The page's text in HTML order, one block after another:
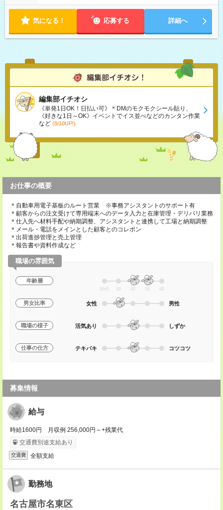
気になる！ 応募する 詳細へ
編集部イチオシ
《単発1日OK！日払い可》＊DMのモクモクシール貼り、
《好きな1日～OK》イベントでイス並べなどのカンタン作業
など (8/10UP!)
お仕事の概要
＊自動車用電子基板のルート営業 ※事務アシスタントのサポート有
＊顧客からの注文受けて専用端末へのデータ入力と在庫管理・デリバリ業務
＊仕入先へ材料手配や納期調整、アシスタントと連携して工場と納期調整
＊メール・電話をメインとした顧客とのコレポン
＊出荷進捗管理と売上管理
＊報告書や資料作成など
職場の雰囲気
年齢層
20代 30 40 50 60
男女比率 女性 男性
職場の様子 活気あり しずか
仕事の仕方 テキパキ コツコツ
募集情報
給与
時給1600円 月収例 256,000円～+残業代
交通費別途支給あり
交通費 全額支給
勤務地
名古屋市名東区